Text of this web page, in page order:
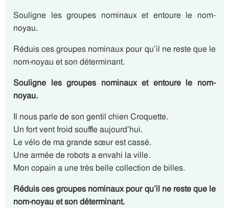
Souligne les groupes nominaux et entoure le nom-
noyau.
Réduis ces groupes nominaux pour qu’il ne reste que le
nom-noyau et son déterminant.
Souligne les groupes nominaux et entoure le nom-
noyau.
Il nous parle de son gentil chien Croquette.
Un fort vent froid souffle aujourd’hui.
Le vélo de ma grande sœur est cassé.
Une armée de robots a envahi la ville.
Mon copain a une très belle collection de billes.
Réduis ces groupes nominaux pour qu’il ne reste que le
nom-noyau et son déterminant.